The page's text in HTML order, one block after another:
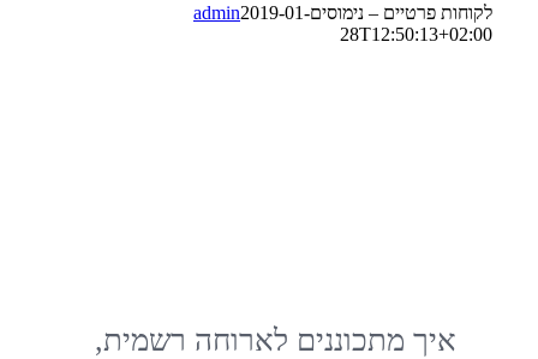
Facebook
Instagram
Google+ לקוחות פרטיים – נימוסים admin2019-01-
28T12:50:13+02:00
איך מתכוננים לארוחה רשמית,